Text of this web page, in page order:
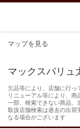
マップを見る
マックスバリュ
欠品等により、店舗に行っ
リニューアル等により、
一部、検索できない商品、
取扱店舗検索は過去の出荷
なる場合がございます